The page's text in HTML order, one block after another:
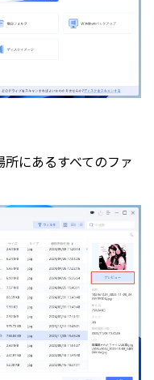
にあるすべてのファ